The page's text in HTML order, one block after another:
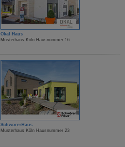
Okal Haus
Musterhaus Köln Hausnummer 16
SchwörerHaus
Musterhaus Köln Hausnummer 23